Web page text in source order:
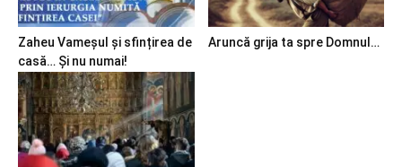
Zaheu Vameșul și sfințirea de
casă… Și nu numai!
Aruncă grija ta spre Domnul…